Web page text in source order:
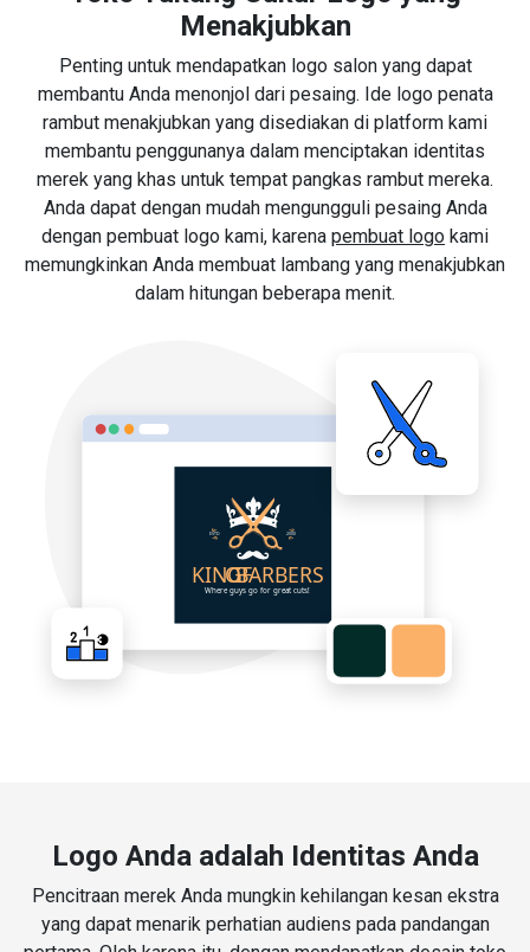
Menakjubkan
Penting untuk mendapatkan logo salon yang dapat
membantu Anda menonjol dari pesaing. Ide logo penata
rambut menakjubkan yang disediakan di platform kami
membantu penggunanya dalam menciptakan identitas
merek yang khas untuk tempat pangkas rambut mereka.
Anda dapat dengan mudah mengungguli pesaing Anda
dengan pembuat logo kami, karena pembuat logo kami
memungkinkan Anda membuat lambang yang menakjubkan
dalam hitungan beberapa menit.
Logo Anda adalah Identitas Anda
Pencitraan merek Anda mungkin kehilangan kesan ekstra
yang dapat menarik perhatian audiens pada pandangan